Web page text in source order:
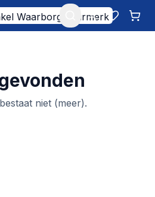
Mijn account
niet (meer).